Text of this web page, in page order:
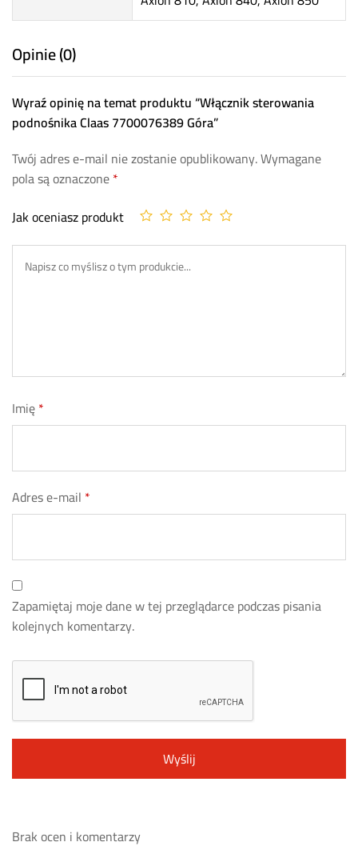
Opinie (0)
Wyraź opinię na temat produktu “Włącznik sterowania
podnośnika Claas 7700076389 Góra”
Twój adres e-mail nie zostanie opublikowany.Wymagane
pola są oznaczone*
Jak oceniasz produkt
Imię*
Adres e-mail *
Zapamiętaj moje dane w tej przeglądarce podczas pisania
kolejnych komentarzy.
Brak ocen i komentarzy